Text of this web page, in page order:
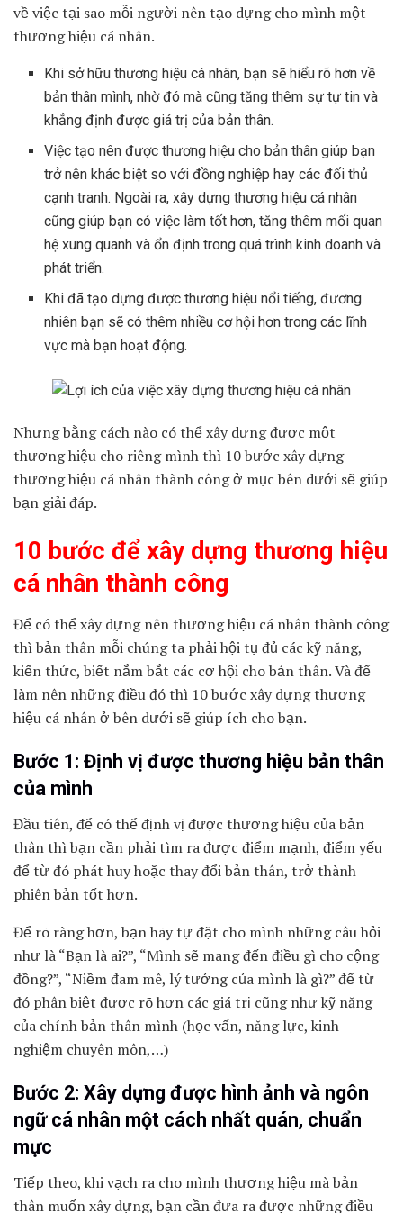
về việc tại sao mỗi người nên tạo dựng cho mình một
thương hiệu cá nhân.
Khi sở hữu thương hiệu cá nhân, bạn sẽ hiểu rõ hơn về
bản thân mình, nhờ đó mà cũng tăng thêm sự tự tin và
khẳng định được giá trị của bản thân.
Việc tạo nên được thương hiệu cho bản thân giúp bạn
trở nên khác biệt so với đồng nghiệp hay các đối thủ
cạnh tranh. Ngoài ra, xây dựng thương hiệu cá nhân
cũng giúp bạn có việc làm tốt hơn, tăng thêm mối quan
hệ xung quanh và ổn định trong quá trình kinh doanh và
phát triển.
Khi đã tạo dựng được thương hiệu nổi tiếng, đương
nhiên bạn sẽ có thêm nhiều cơ hội hơn trong các lĩnh
vực mà bạn hoạt động.
Nhưng bằng cách nào có thể xây dựng được một
thương hiệu cho riêng mình thì 10 bước xây dựng
thương hiệu cá nhân thành công ở mục bên dưới sẽ giúp
bạn giải đáp.
10 bước để xây dựng thương hiệu
cá nhân thành công
Để có thể xây dựng nên thương hiệu cá nhân thành công
thì bản thân mỗi chúng ta phải hội tụ đủ các kỹ năng,
kiến thức, biết nắm bắt các cơ hội cho bản thân. Và để
làm nên những điều đó thì 10 bước xây dựng thương
hiệu cá nhân ở bên dưới sẽ giúp ích cho bạn.
Bước 1: Định vị được thương hiệu bản thân
của mình
Đầu tiên, để có thể định vị được thương hiệu của bản
thân thì bạn cần phải tìm ra được điểm mạnh, điểm yếu
để từ đó phát huy hoặc thay đổi bản thân, trở thành
phiên bản tốt hơn.
Để rõ ràng hơn, bạn hãy tự đặt cho mình những câu hỏi
như là “Bạn là ai?”, “Mình sẽ mang đến điều gì cho cộng
đồng?”, “Niềm đam mê, lý tưởng của mình là gì?” để từ
đó phân biệt được rõ hơn các giá trị cũng như kỹ năng
của chính bản thân mình (học vấn, năng lực, kinh
nghiệm chuyên môn,…)
Bước 2: Xây dựng được hình ảnh và ngôn
ngữ cá nhân một cách nhất quán, chuẩn
mực
Tiếp theo, khi vạch ra cho mình thương hiệu mà bản
thân muốn xây dựng, bạn cần đưa ra được những điều